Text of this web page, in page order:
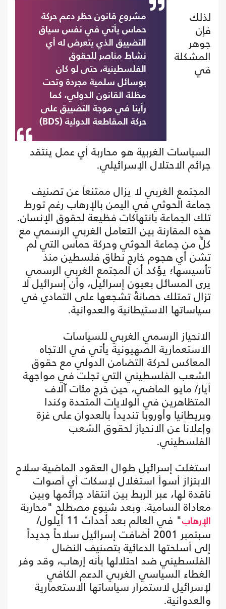
مشروع قانون حظر دعم حركة
حماس يأتي في نفس سياق
التضييق الذي يتعرض له أي
نشاط مناصر للحقوق
الفلسطينية، حتى لو كان
بوسائل سلمية مجردة وتحت
مظلة القانون الدولي، كما
رأينا في موجة التضييق على
حركة المقاطعة الدولية (BDS)
لذلك
فإن
جوهر
المشكلة
في
السياسات الغربية هو محاربة أي عمل ينتقد
جرائم الاحتلال الإسرائيلي.
المجتمع الغربي لا يزال ممتنعاً عن تصنيف
جماعة الحوثي في اليمن بالإرهاب رغم تورط
تلك الجماعة بانتهاكات فظيعة لحقوق الإنسان.
هذه المقارنة بين التعامل الغربي الرسمي مع
كلٍّ من جماعة الحوثي وحركة حماس التي لم
تشن أي هجوم خارج نطاق فلسطين منذ
تأسيسها؛ يؤكد أن المجتمع الغربي الرسمي
يرى المسائل بعيون إسرائيل، وأن إسرائيل لا
تزال تمتلك حصانةً تشجعها على التمادي في
سياساتها الاستيطانية والعدوانية.
الانحياز الرسمي الغربي للسياسات
الاستعمارية الصهيونية يأتي في الاتجاه
المعاكس لحركة التضامن الدولي مع حقوق
الشعب الفلسطيني التي تجلت في مواجهة
أيار/ مايو الماضي، حين خرج مئات آلاف
المتظاهرين في الولايات المتحدة وكندا
وبريطانيا وأوروبا تنديداً بالعدوان على غزة
وإعلاناً عن الانحياز لحقوق الشعب
الفلسطيني.
استغلت إسرائيل طوال العقود الماضية سلاح
الابتزاز أسوأ استغلال لإسكات أي أصوات
ناقدة لها، عبر الربط بين انتقاد جرائمها وبين
معاداة السامية. وبعد شيوع مصطلح "محاربة
الإرهاب
" في العالم بعد أحداث 11 أيلول/
سبتمبر 2001 أضافت إسرائيل سلاحاً جديداً
إلى أسلحتها الدعائية بتصنيف النضال
الفلسطيني ضد احتلالها بأنه إرهاب، وقد وفر
الغطاء السياسي الغربي الدعم الكافي
لإسرائيل لاستمرار سياساتها الاستعمارية
والعدوانية.